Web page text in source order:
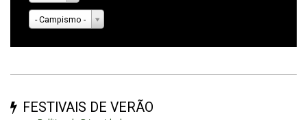
- Campismo -
FESTIVAIS DE VERÃO